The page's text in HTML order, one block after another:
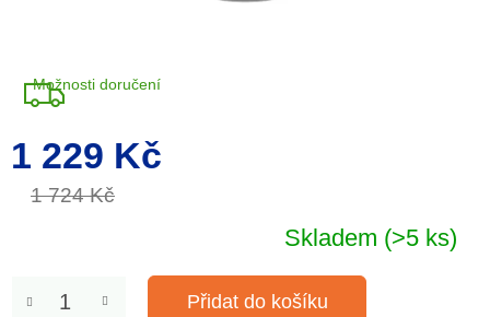
1 724 Kč
1 229 Kč
Měrná
cena:
Skladem (>5 ks)
Možnosti doručení
Přidat do košíku